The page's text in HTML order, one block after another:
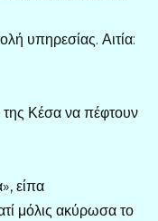
υπηρεσίας. Αιτία:
της Κέσα να πέφτουν
είπα
μόλις ακύρωσα το